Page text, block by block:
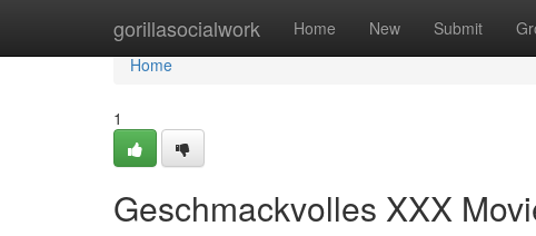
gorillasocialwork Home New Submit
Home
Home
1
Geschmackvolles XXX